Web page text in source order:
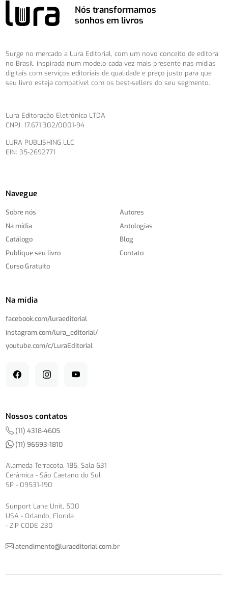
Nós transformamos
sonhos em livros
Surge no mercado a Lura Editorial, com um novo conceito de editora
no Brasil, inspirada num modelo cada vez mais presente nas mídias
digitais com serviços editoriais de qualidade e preço justo para que
seu livro esteja compatível com os best-sellers do seu segmento.
Lura Editoração Eletrônica LTDA
CNPJ: 17.671.302/0001-94
LURA PUBLISHING LLC
EIN: 35-2692771
Navegue
Sobre nós
Na mídia
Catálogo
Publique seu livro
Curso Gratuito
Autores
Antologias
Blog
Contato
Na mídia
facebook.com/luraeditorial
instagram.com/lura_editorial/
youtube.com/c/LuraEditorial
Nossos contatos
(11) 4318-4605
(11) 96593-1810
Alameda Terracota, 185, Sala 631
Cerâmica - São Caetano do Sul
SP - 09531-190
Sunport Lane Unit, 500
USA - Orlando, Florida
- ZIP CODE 230
atendimento@luraeditorial.com.br